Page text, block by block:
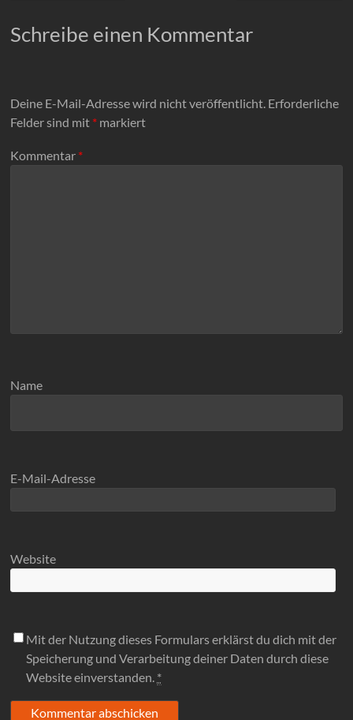
Schreibe einen Kommentar
Deine E-Mail-Adresse wird nicht veröffentlicht. Erforderliche
Felder sind mit * markiert
Kommentar *
Name
E-Mail-Adresse
Website
Mit der Nutzung dieses Formulars erklärst du dich mit der
Speicherung und Verarbeitung deiner Daten durch diese
Website einverstanden. *